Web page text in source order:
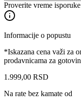
Proverite vreme isporuke
Informacije o popustu
*Iskazana cena važi za
prodavnicama za
1.999,00 RSD
Na rate bez kamate od